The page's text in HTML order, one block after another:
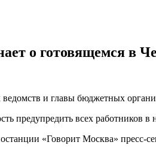
о готовящемся в
и главы бюджетных
предупредить всех работников в
«Говорит Москва» пресс-